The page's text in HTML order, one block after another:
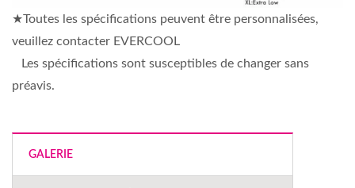
★Toutes les spécifications peuvent être personnalisées,
veuillez contacter EVERCOOL
Les spécifications sont susceptibles de changer sans
préavis.
GALERIE